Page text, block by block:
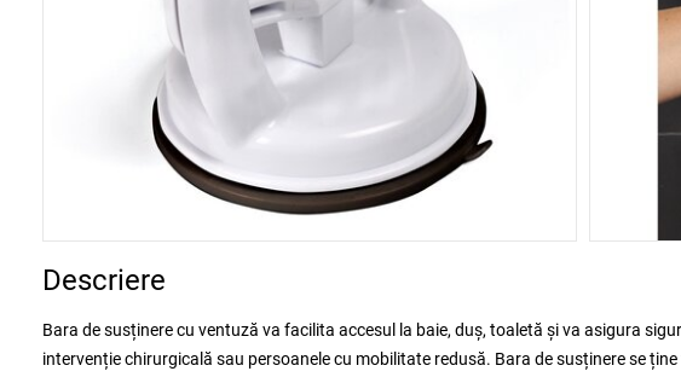
Descriere
Bara de susținere cu ventuză va facilita accesul la baie, duș, toaletă și va asigura
intervenție chirurgicală sau persoanele cu mobilitate redusă. Bara de susținere se